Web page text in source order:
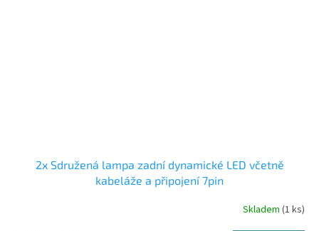
2x Sdružená lampa zadní dynamické LED včetně
kabeláže a připojení 7pin
Skladem (1 ks)